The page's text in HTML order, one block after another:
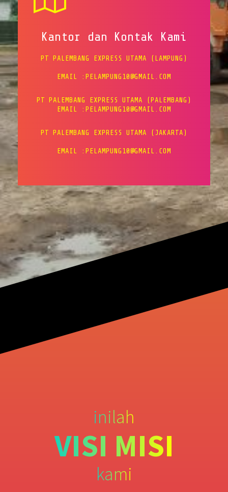
Kantor dan Kontak Kami
PT PALEMBANG EXPRESS UTAMA (LAMPUNG)
EMAIL :PELAMPUNG10@GMAIL.COM
PT PALEMBANG EXPRESS UTAMA (PALEMBANG)
EMAIL :PELAMPUNG10@GMAIL.COM
PT PALEMBANG EXPRESS UTAMA (JAKARTA)
EMAIL :PELAMPUNG10@GMAIL.COM
inilah
VISI MISI
kami